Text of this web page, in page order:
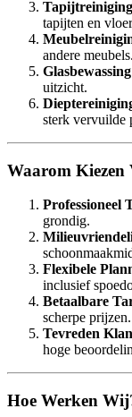
tapijten en
andere meubels.
uitzicht.
sterk vervuilde
Waarom Kiezen
Professioneel
grondig.
Flexibele
inclusief
Betaalbare
scherpe prijzen.
Tevreden
hoge
Hoe Werken